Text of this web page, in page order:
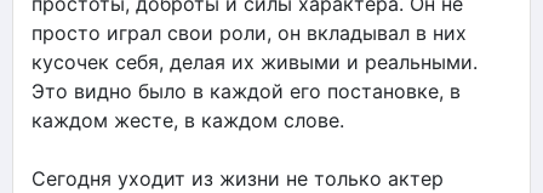
просто играл свои роли, он вкладывал в них
кусочек себя, делая их живыми и реальными.
Это видно было в каждой его постановке, в
каждом жесте, в каждом слове.
Сегодня уходит из жизни не только актер